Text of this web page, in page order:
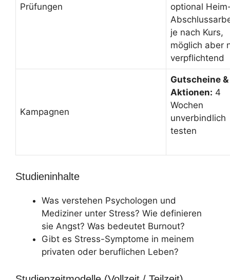
Prüfungen
optional
je nach Kurs,
möglich aber
verpflichtend
Kampagnen
Gutscheine &
Aktionen: 4
Wochen
unverbindlich
testen
Studieninhalte
Was verstehen Psychologen und
Mediziner unter Stress? Wie definieren
sie Angst? Was bedeutet Burnout?
Gibt es Stress-Symptome in meinem
privaten oder beruflichen Leben?